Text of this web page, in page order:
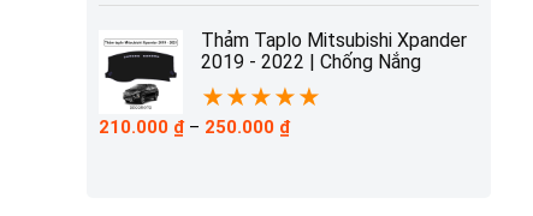
từ
210.000 ₫
đến
230.000 ₫
Thảm Taplo Mitsubishi Xpander
2019 - 2022 | Chống Nắng
★★★★★
210.000 ₫ – 250.000 ₫Khoảng